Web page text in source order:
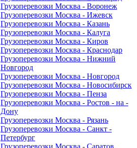
Грузоперевозки Москва - Воронеж
Грузоперевозки Москва - Ижевск
Грузоперевозки Москва - Казань
Грузоперевозки Москва - Калуга
Грузоперевозки Москва - Киров
Грузоперевозки Москва - Краснодар
Грузоперевозки Москва - Нижний
Новгород
Грузоперевозки Москва - Новгород
Грузоперевозки Москва - Новосибирск
Грузоперевозки Москва - Пенза
Грузоперевозки Москва - Ростов - на -
Дону
Грузоперевозки Москва - Рязань
Грузоперевозки Москва - Санкт -
Петербург
Грузоперевозки Москва - Саратов